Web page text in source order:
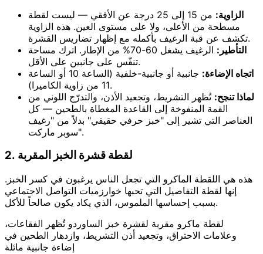
الزاوية:
من 15 إلى 25 درجة عن الأفقي — ليست لقطة
مسطحة من الأعلى، ولا على مستوى العين. هذه الزاوية
تكشف عن قبة الرغيف بأكمله مع إظهار تضاريس القشرة.
التأطير:
الرغيف يشغل 60-70% من الإطار. اترك مساحة
تنفّس على جانبين على الأقل.
اتجاه الإضاءة:
جانبية أو جانبية-خلفية (الساعة 10 أو الساعة
11 من زاوية الكاميرا).
لماذا تنجح: تُظهر التشريط، وتجعيد الأذن، والتدرّج اللوني من
القمة المنفوخة إلى القاعدة المغطاة بالطحين — كل
العناصر التي تشير إلى "خبز حرفي حقيقي" بدلاً من "رغيف
سوبر ماركت".
2. لقطة قشرة الخبز المقربة
هذه هي اللقطة الماكرو التي تجعل الناس يرغبون في كسر الخبز.
إنها لقطة التفاصيل التي تحبها خوارزميات التواصل الاجتماعي
بسبب إحساسها الملموس، الذي يكاد يكون صالحاً للأكل.
لقطة ماكرو مقربة لقشرة خبز الساوردو تُظهر الفقاعات،
وعلامات الاحتراق، وتجعيد أذن التشريط، وازدهار الطحين في
إضاءة جانبية مائلة